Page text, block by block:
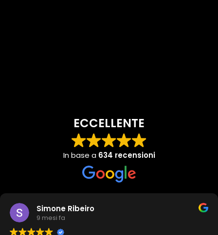
ECCELLENTE
In base a 634 recensioni
Simone Ribeiro
9 mesi fa